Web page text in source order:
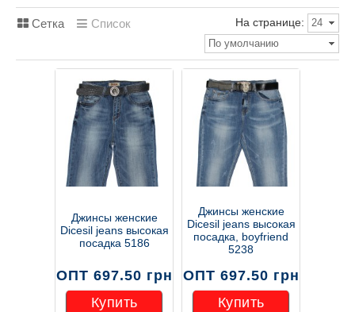
Сетка Список На странице:
24
По умолчанию
Джинсы женские
Dicesil jeans высокая
посадка 5186
ОПТ 697.50 грн
Купить
Джинсы женские
Dicesil jeans высокая
посадка, boyfriend
5238
ОПТ 697.50 грн
Купить